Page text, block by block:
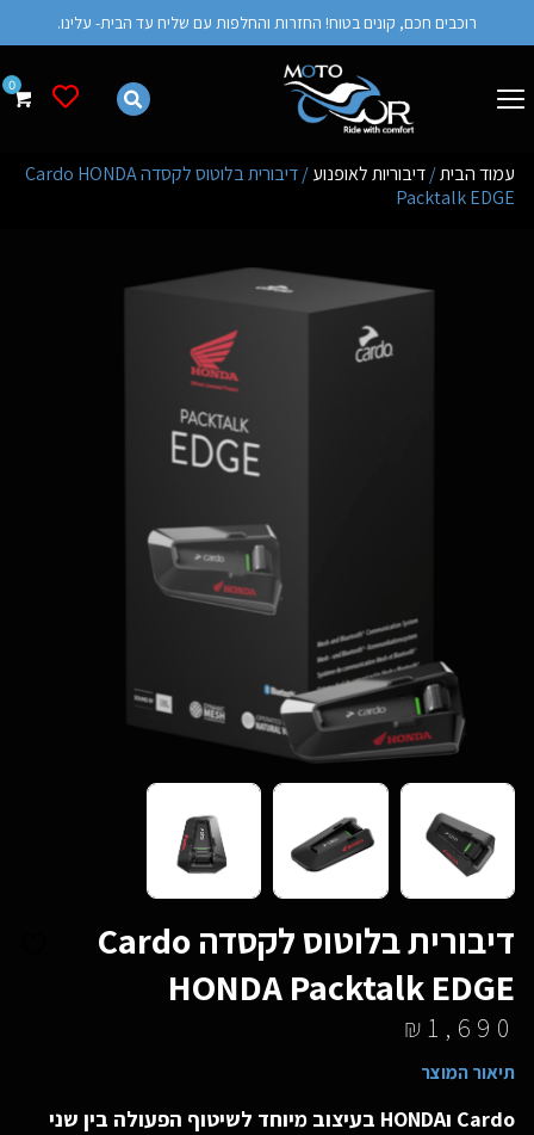
רוכבים חכם, קונים בטוח! החזרות והחלפות עם שליח עד הבית- עלינו.
רשימת
עמוד הבית/דיבוריות לאופנוע
/ דיבורית בלוטוס לקסדה Cardo HONDA
Packtalk EDGE
דיבורית בלוטוס לקסדה Cardo
HONDA Packtalk EDGE
₪ 1,690
תיאור המוצר
Cardo וHONDA בעיצוב מיוחד לשיטוף הפעולה בין שני